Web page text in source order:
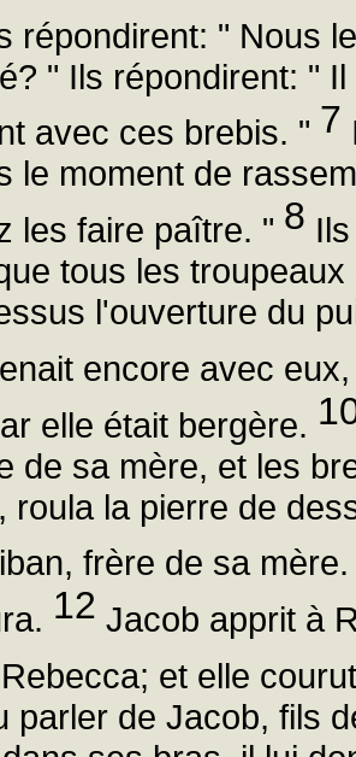
répondirent: " Nous
" Ils répondirent: "
avec ces brebis. " 7
le moment de
les faire paître. " 8
tous les
l'ouverture du
encore avec
elle était bergère.
de sa mère, et les
roula la pierre de
frère de sa
12 Jacob apprit à
et elle
parler de Jacob, fils